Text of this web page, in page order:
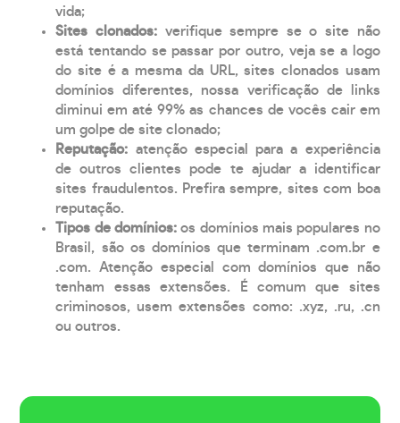
vida;
Sites clonados: verifique sempre se o site não
está tentando se passar por outro, veja se a logo
do site é a mesma da URL, sites clonados usam
domínios diferentes, nossa verificação de links
diminui em até 99% as chances de vocês cair em
um golpe de site clonado;
Reputação: atenção especial para a experiência
de outros clientes pode te ajudar a identificar
sites fraudulentos. Prefira sempre, sites com boa
reputação.
Tipos de domínios:os domínios mais populares no
Brasil, são os domínios que terminam .com.br e
.com. Atenção especial com domínios que não
tenham essas extensões. É comum que sites
criminosos, usem extensões como: .xyz, .ru, .cn
ou outros.